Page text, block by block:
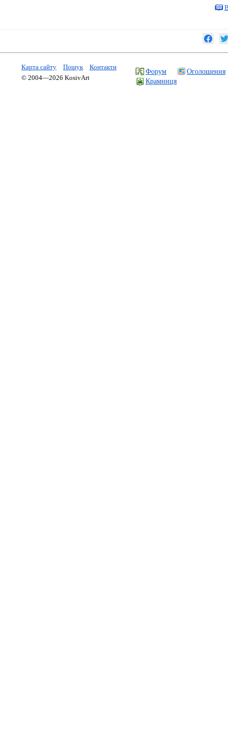
Карта сайту Пошук
Контакти
© 2004—2026 KosivArt
Форум
Оголошення
Крамниця